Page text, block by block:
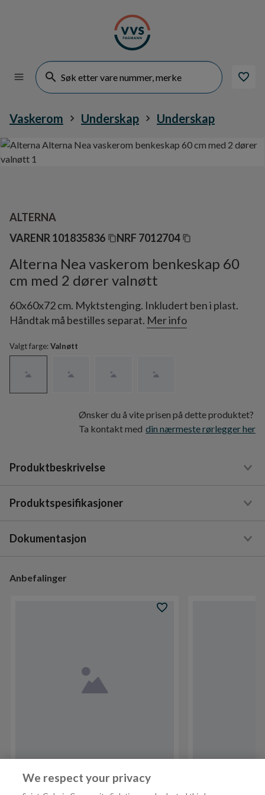
Vaskerom Underskap Underskap
ALTERNA
VARENR 101835836 NRF 7012704
Alterna Nea vaskerom benkeskap 60
cm med 2 dører valnøtt
60x60x72 cm. Myktstenging. Inkludert ben i plast.
Håndtak må bestilles separat. Mer info
Valgt farge:Valnøtt
Ønsker du å vite prisen på dette produktet?
Ta kontakt med din nærmeste rørlegger her
Produktbeskrivelse
Produktspesifikasjoner
Dokumentasjon
Anbefalinger
Alterna Prosjekt 80 cm
We respect your privacy